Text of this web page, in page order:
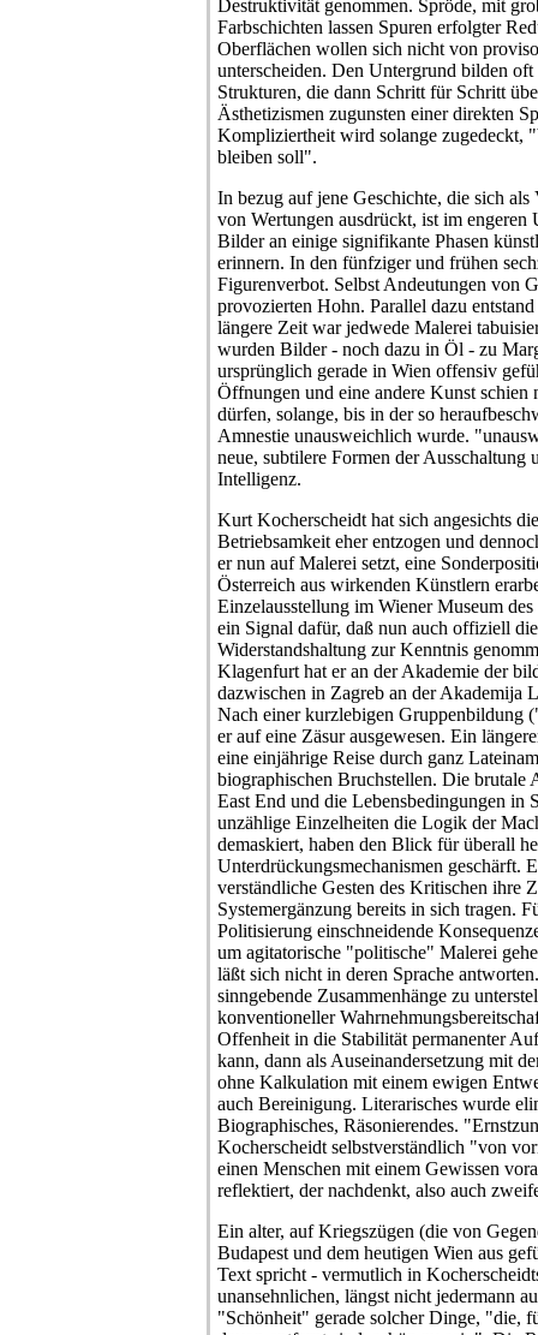
Destruktivität genommen. Spröde, mit
Farbschichten lassen Spuren erfolgter
Oberflächen wollen sich nicht von
unterscheiden. Den Untergrund bilden
Strukturen, die dann Schritt für Schritt
Ästhetizismen zugunsten einer direkten
Kompliziertheit wird solange zugedeckt,
bleiben soll".
In bezug auf jene Geschichte, die sich als
von Wertungen ausdrückt, ist im
Bilder an einige signifikante Phasen
erinnern. In den fünfziger und frühen
Figurenverbot. Selbst Andeutungen von
provozierten Hohn. Parallel dazu
längere Zeit war jedwede Malerei
wurden Bilder - noch dazu in Öl - zu
ursprünglich gerade in Wien offensiv
Öffnungen und eine andere Kunst schien
dürfen, solange, bis in der so
Amnestie unausweichlich wurde.
neue, subtilere Formen der Ausschaltung
Intelligenz.
Kurt Kocherscheidt hat sich angesichts
Betriebsamkeit eher entzogen und
er nun auf Malerei setzt, eine
Österreich aus wirkenden Künstlern
Einzelausstellung im Wiener Museum
ein Signal dafür, daß nun auch offiziell
Widerstandshaltung zur Kenntnis
Klagenfurt hat er an der Akademie der
dazwischen in Zagreb an der Akademija
Nach einer kurzlebigen Gruppenbildung
er auf eine Zäsur ausgewesen. Ein
eine einjährige Reise durch ganz
biographischen Bruchstellen. Die brutale
East End und die Lebensbedingungen in
unzählige Einzelheiten die Logik der
demaskiert, haben den Blick für überall
Unterdrückungsmechanismen geschärft.
verständliche Gesten des Kritischen ihre
Systemergänzung bereits in sich tragen.
Politisierung einschneidende
um agitatorische "politische" Malerei
läßt sich nicht in deren Sprache
sinngebende Zusammenhänge zu
konventioneller
Offenheit in die Stabilität permanenter
kann, dann als Auseinandersetzung mit
ohne Kalkulation mit einem ewigen
auch Bereinigung. Literarisches wurde
Biographisches, Räsonierendes.
Kocherscheidt selbstverständlich "von
einen Menschen mit einem Gewissen
reflektiert, der nachdenkt, also auch
Ein alter, auf Kriegszügen (die von
Budapest und dem heutigen Wien aus
Text spricht - vermutlich in
unansehnlichen, längst nicht jedermann
"Schönheit" gerade solcher Dinge, "die,